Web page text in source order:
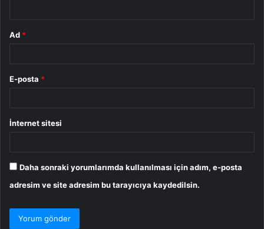
Ad *
E-posta *
İnternet sitesi
Daha sonraki yorumlarımda kullanılması için adım, e-posta
adresim ve site adresim bu tarayıcıya kaydedilsin.